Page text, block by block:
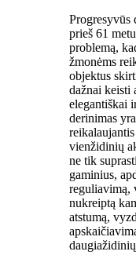
Progresyvūs
prieš 61
problemą,
žmonėms
objektus
dažnai keisti
elegantiškai
derinimas
vienžidinių
ne tik
gaminius,
reguliavimą,
nukreiptą
atstumą,